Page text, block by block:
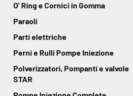
O' Ring e Cornici in Gomma
Paraoli
Parti elettriche
Perni e Rulli Pompe Iniezione
Polverizzatori, Pompanti e valvole
STAR